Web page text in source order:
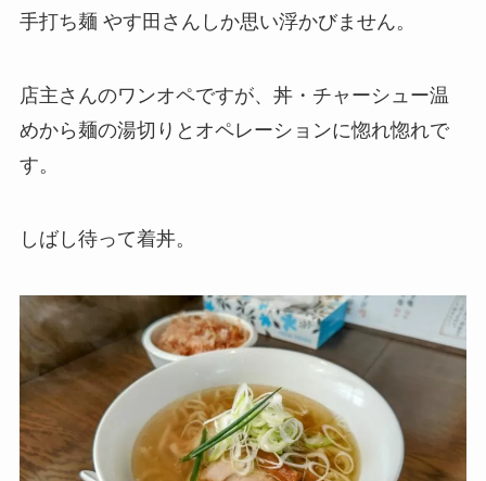
手打ち麺 やす田さんしか思い浮かびません。
店主さんのワンオペですが、丼・チャーシュー温
めから麺の湯切りとオペレーションに惚れ惚れで
す。
しばし待って着丼。